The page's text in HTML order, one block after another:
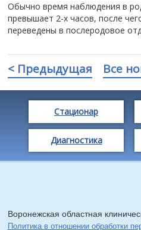
Обычно время наблюдения в
превышает 2-х часов, после
переведены в послеродовое
< Предыдущая Все
Стационар
Диагностика
Воронежская областная
Политика в отношении обработки